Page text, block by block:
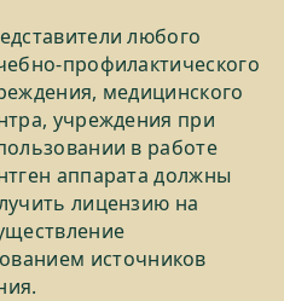
любого
профилактического
медицинского
учреждения при
в работе
аппарата должны
лицензию на
источников